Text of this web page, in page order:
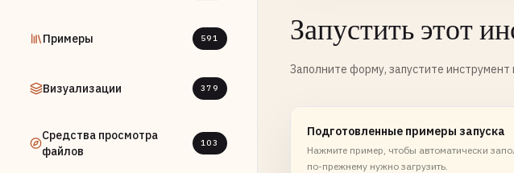
Примеры 591
Визуализации 379
Средства просмотра
файлов
103
Запустить этот
Заполните форму, запустите
Подготовленные примеры запуска
Нажмите пример, чтобы автоматически
по-прежнему нужно загрузить.